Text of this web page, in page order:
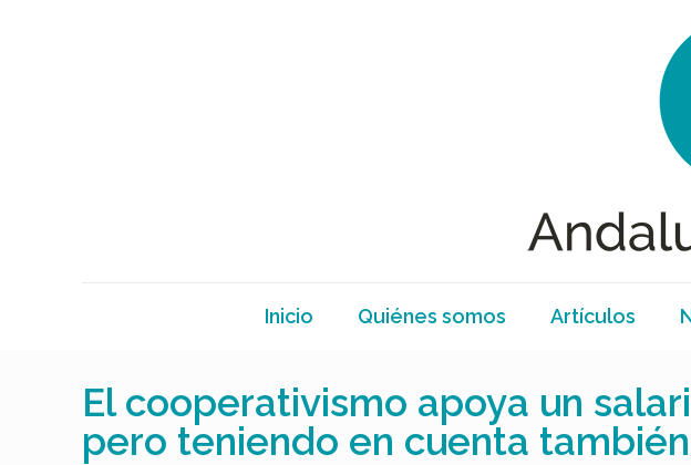
Inicio Quiénes somos Artículos
El cooperativismo apoya un
pero teniendo en cuenta